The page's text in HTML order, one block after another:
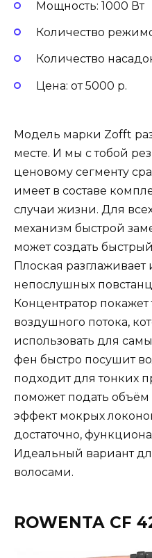
Мощность: 1000 Вт
Количество
Количество
Цена: от 5000 р.
Модель марки Zofft
месте. И мы с тобой
ценовому сегменту
имеет в составе
случаи жизни. Для
механизм быстрой
может создать
Плоская
непослушных
Концентратор
воздушного потока,
использовать для
фен быстро посушит
подходит для тонких
поможет подать объём
эффект мокрых
достаточно,
Идеальный вариант
волосами.
ROWENTA CF